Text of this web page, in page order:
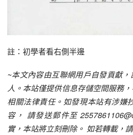
註：初學者看右側半邊
~本文內容由互聯網用戶自發貢獻
人。本站僅提供信息存儲空間服務
相關法律責任。如發現本站有涉嫌
容， 請發送郵件至
實，本站將立刻刪除。 如若轉載，